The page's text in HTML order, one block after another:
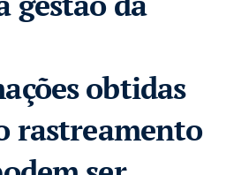
obtidas
rastreamento